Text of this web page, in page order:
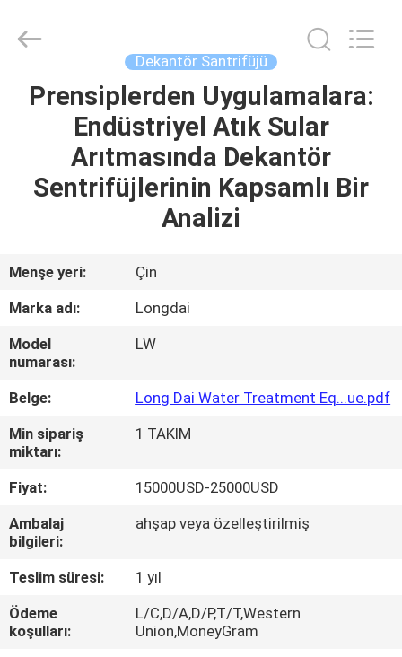
EVDE
VR
GÖSTERISI
BIZIM
HAKKIMIZDA
FABRIKA
TURU
KALITE
HABERLER
Group
Reserved.
Dekantör Santrifüjü
Prensiplerden Uygulamalara:
Endüstriyel Atık Sular
Arıtmasında Dekantör
Sentrifüjlerinin Kapsamlı Bir
Analizi
Menşe yeri:
Çin
Marka adı:
Longdai
Model
numarası:
LW
Belge:
Long Dai Water Treatment Eq...ue.pdf
Min sipariş
miktarı:
1 TAKIM
Fiyat:
15000USD-25000USD
Ambalaj
bilgileri:
ahşap veya özelleştirilmiş
Teslim süresi:
1 yıl
Ödeme
koşulları:
L/C,D/A,D/P,T/T,Western
Union,MoneyGram